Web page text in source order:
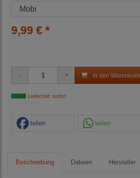
9,99 € *
in den Warenkorb
Lieferzeit: sofort
teilen teilen
Beschreibung Dateien Hersteller